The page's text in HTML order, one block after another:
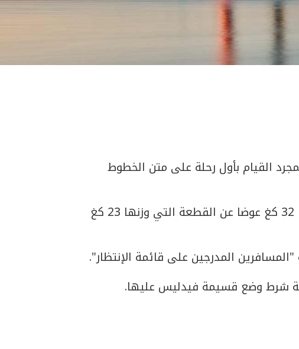
القيام بأول رحلة على متن الخطوط
التمتّع بقطعة أمتعة وزنها 32 كغ عوضا عن القطعة التي وزنها 23 كغ
"المسافرين المدرجين على قائمة الإنتظار".
شرط وضع قسيمة فيدليس عليها.